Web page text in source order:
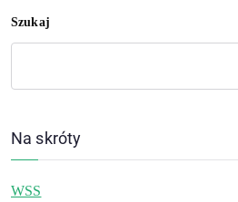
Szukaj
Na skróty
WSS